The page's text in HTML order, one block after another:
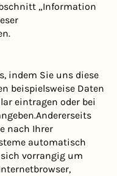
„Information
indem Sie uns diese
beispielsweise Daten
eintragen oder bei
nach Ihrer
automatisch
vorrangig um